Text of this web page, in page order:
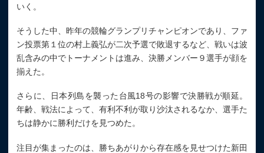
いく。
そうした中、昨年の競輪グランプリチャンピオンであり、ファ
ン投票第１位の村上義弘が二次予選で敗退するなど、戦いは波
乱含みの中でトーナメントは進み、決勝メンバー９選手が顔を
揃えた。
さらに、日本列島を襲った台風18号の影響で決勝戦が順延。
年齢、戦法によって、有利不利が取り沙汰されるなか、選手た
ちは静かに勝利だけを見つめた。
注目が集まったのは、勝ちあがりから存在感を見せつけた新田